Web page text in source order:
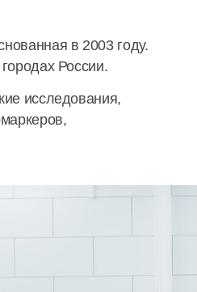
в 2003 году.
России.
исследования,